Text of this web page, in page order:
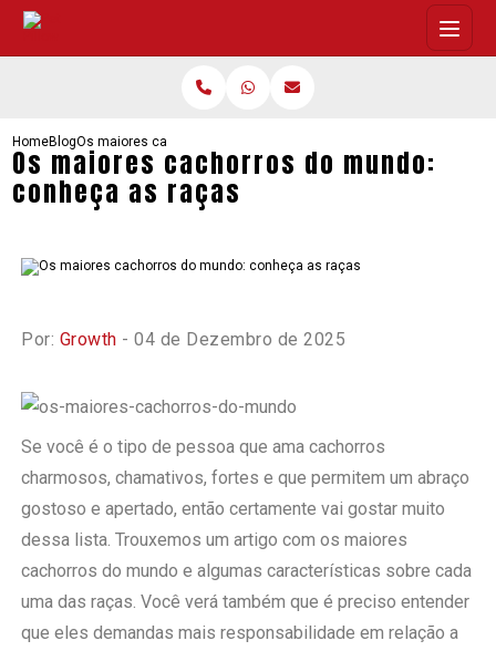
HomeBlogOs maiores cachorros do mundo: conheça as raças
Os maiores cachorros do mundo:
conheça as raças
Por: Growth - 04 de Dezembro de 2025
Se você é o tipo de pessoa que ama cachorros
charmosos, chamativos, fortes e que permitem um abraço
gostoso e apertado, então certamente vai gostar muito
dessa lista. Trouxemos um artigo com os maiores
cachorros do mundo e algumas características sobre cada
uma das raças. Você verá também que é preciso entender
que eles demandas mais responsabilidade em relação a